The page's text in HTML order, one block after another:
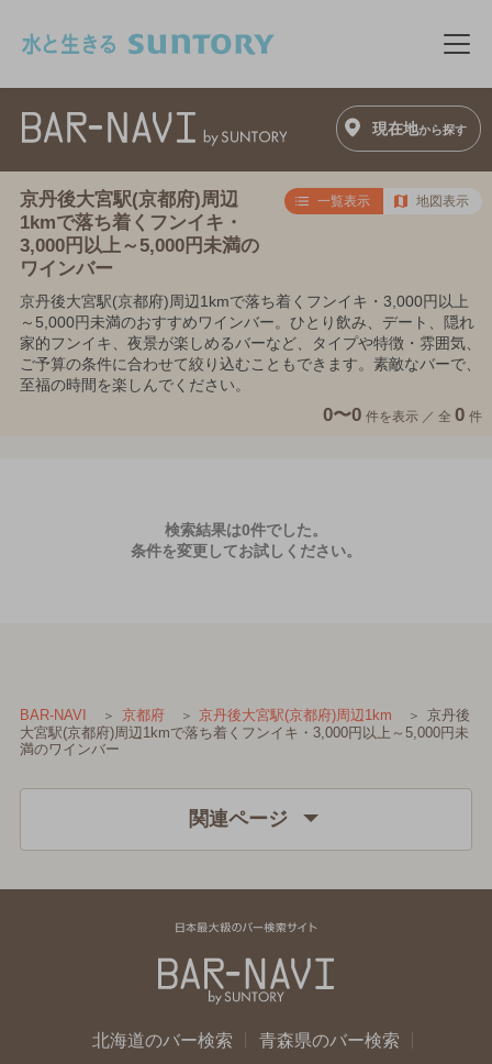
メ
現在地から探す
京丹後大宮駅(京都府)周辺
1kmで落ち着くフンイキ・
3,000円以上～5,000円未満の
ワインバー
一覧表示 地図表示
京丹後大宮駅(京都府)周辺1kmで落ち着くフンイキ・3,000円以上
～5,000円未満のおすすめワインバー。ひとり飲み、デート、隠れ
家的フンイキ、夜景が楽しめるバーなど、タイプや特徴・雰囲気、
ご予算の条件に合わせて絞り込むこともできます。素敵なバーで、
至福の時間を楽しんでください。
0〜0 件を表示 ／ 全 0 件
検索結果は0件でした。
条件を変更してお試しください。
BAR-NAVI 京都府 京丹後大宮駅(京都府)周辺1km
京丹後
大宮駅(京都府)周辺1kmで落ち着くフンイキ・3,000円以上～5,000円未
満のワインバー
関連ページ
北海道のバー検索
青森県のバー検索